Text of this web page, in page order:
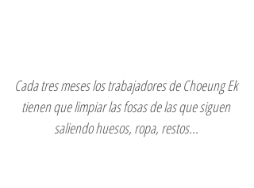
Cada tres meses los trabajadores de Choeung Ek
tienen que limpiar las fosas de las que siguen
saliendo huesos, ropa, restos...